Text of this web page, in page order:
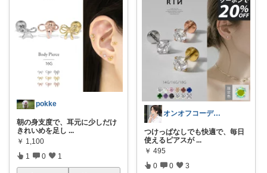
pokke
朝の身支度で、耳元に少しだけ
きれいめを足し ...
￥ 1,100
1 0 1
オンオフコーデと在宅ワーク💕@すずさか
つけっぱなしでも快適で、毎日
使えるピアスが ...
￥ 495
0 0 3